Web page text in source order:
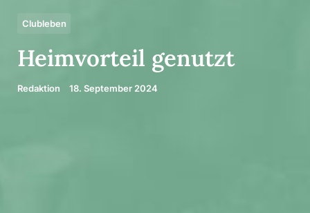
Clubleben
Heim­vor­teil genutzt
Redaktion 18. September 2024